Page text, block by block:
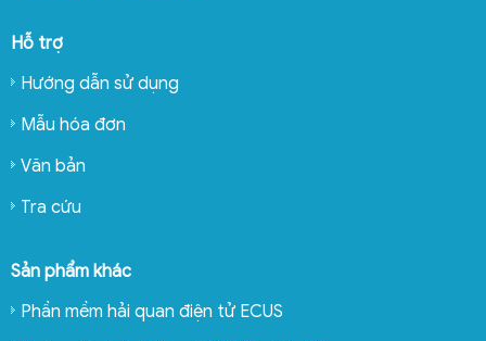
Hỗ trợ
Hướng dẫn sử dụng
Mẫu hóa đơn
Văn bản
Tra cứu
Sản phẩm khác
Phần mềm hải quan điện tử ECUS